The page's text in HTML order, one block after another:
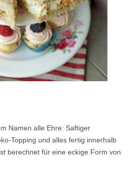
Namen alle Ehre: Saftiger
Topping und alles fertig innerhalb
berechnet für eine eckige Form von